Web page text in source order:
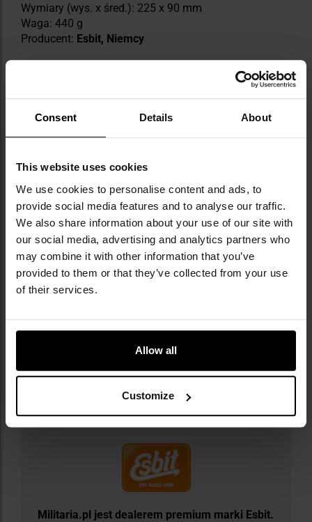
Consent Details About
This website uses cookies
We use cookies to personalise content and ads, to
provide social media features and to analyse our traffic.
We also share information about your use of our site with
our social media, advertising and analytics partners who
may combine it with other information that you’ve
provided to them or that they’ve collected from your use
of their services.
Allow all
Customize
Wymiary (wys. x śred.): 225 x 90 mm
Waga: 440 g
Producent: Esbit, Niemcy
Informacja o producencie i bezpieczeństwo
Militaria.pl jest dealerem premium marki Esbit.